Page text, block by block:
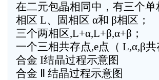
在二元包晶相同中，有三个单
相区 L、固相区 α和 β相区；
三个两相区,L+α,L+β,α+β；
一个三相共存点,e点（ L,α,β共
合金 I结晶过程示意图
合金 Ⅱ 结晶过程示意图